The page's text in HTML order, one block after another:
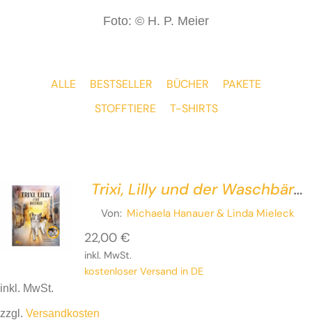
Foto: © H. P. Meier
ALLE BESTSELLER BÜCHER
PAKETE
STOFFTIERE
T-SHIRTS
Trixi, Lilly und der Waschbär
– Eine ziemlich wahre
Geschichte
Von: Michaela Hanauer& Linda Mieleck
22,00 €
inkl. MwSt.
kostenloser Versand in DE
inkl. MwSt.
zzgl. Versandkosten